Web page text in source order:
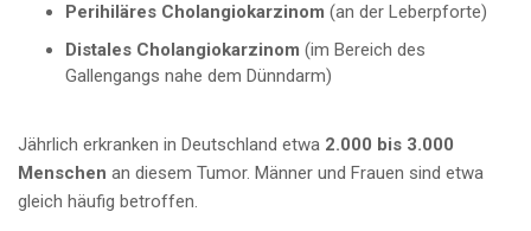
Perihiläres Cholangiokarzinom (an der Leberpforte)
Distales Cholangiokarzinom (im Bereich des
Gallengangs nahe dem Dünndarm)
Jährlich erkranken in Deutschland etwa 2.000 bis 3.000
Menschen an diesem Tumor. Männer und Frauen sind etwa
gleich häufig betroffen.